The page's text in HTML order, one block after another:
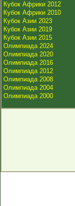
Кубок Африки 2012
Кубок Африки 2010
Кубок Азии 2023
Кубок Азии 2019
Кубок Азии 2015
Олимпиада 2024
Олимпиада 2020
Олимпиада 2016
Олимпиада 2012
Олимпиада 2008
Олимпиада 2004
Олимпиада 2000